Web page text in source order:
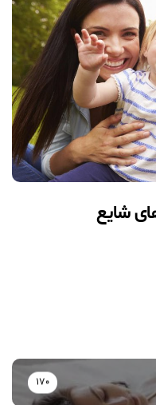
شایع
170